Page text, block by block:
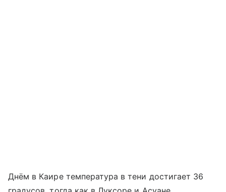
Днём в Каире температура в тени достигает 36